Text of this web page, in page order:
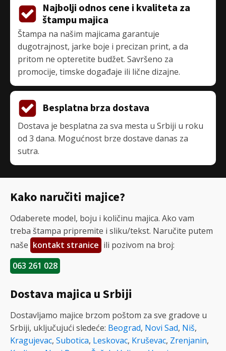
Najbolji odnos cene i kvaliteta za
štampu majica
Štampa na našim majicama garantuje
dugotrajnost, jarke boje i precizan print, a da
pritom ne opteretite budžet. Savršeno za
promocije, timske događaje ili lične dizajne.
Besplatna brza dostava
Dostava je besplatna za sva mesta u Srbiji u roku
od 3 dana. Mogućnost brze dostave danas za
sutra.
Kako naručiti majice?
Odaberete model, boju i količinu majica. Ako vam
treba štampa pripremite i sliku/tekst. Naručite putem
naše kontakt stranice ili pozivom na broj:
063 261 028
Dostava majica u Srbiji
Dostavljamo majice brzom poštom za sve gradove u
Srbiji, uključujući sledeće: Beograd, Novi Sad, Niš,
Kragujevac, Subotica, Leskovac, Kruševac, Zrenjanin,